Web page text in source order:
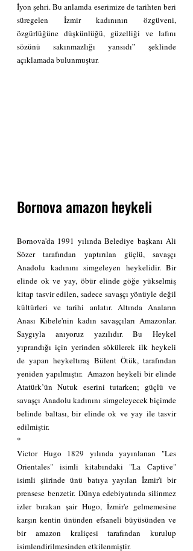
İyon şehri. Bu anlamda eserimize de tarihten beri
süregelen İzmir kadınının özgüveni,
özgürlüğüne düşkünlüğü, güzelliği ve lafını
sözünü sakınmazlığı yansıdı” şeklinde
açıklamada bulunmuştur.
Bornova amazon heykeli
Bornova'da 1991 yılında Belediye başkanı Ali
Sözer tarafından yaptırılan güçlü, savaşçı
Anadolu kadınını simgeleyen heykelidir. Bir
elinde ok ve yay, öbür elinde göğe yükselmiş
kitap tasvir edilen, sadece savaşçı yönüyle değil
kültürleri ve tarihi anlatır. Altında Anaların
Anası Kibele'nin kadın savaşçıları Amazonlar.
Saygıyla anıyoruz yazılıdır. Bu Heykel
yıprandığı için yerinden sökülerek ilk heykeli
de yapan heykeltıraş Bülent Ötük, tarafından
yeniden yapılmıştır.  Amazon heykeli bir elinde
Atatürk’ün Nutuk eserini tutarken; güçlü ve
savaşçı Anadolu kadınını simgeleyecek biçimde
belinde baltası, bir elinde ok ve yay ile tasvir
edilmiştir.
*
Victor Hugo 1829 yılında yayınlanan "Les
Orientales" isimli kitabındaki "La Captive"
isimli şiirinde ünü batıya yayılan İzmir'i bir
prensese benzetir. Dünya edebiyatında silinmez
izler bırakan şair Hugo, İzmir'e gelmemesine
karşın kentin ününden efsaneli büyüsünden ve
bir amazon kraliçesi tarafından kurulup
isimlendirilmesinden etkilenmiştir.